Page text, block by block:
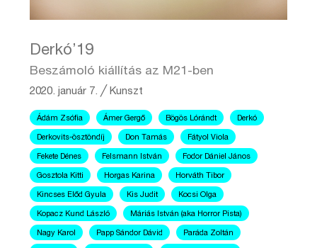
Derkó’19
Beszámoló kiállítás az M21-ben
2020. január 7. ╱Kunszt
Ádám Zsófia Ámer Gergő Bögös Lórándt Derkó
Derkovits-ösztöndíj Don Tamás Fátyol Viola
Fekete Dénes Felsmann István Fodor Dániel János
Gosztola Kitti Horgas Karina Horváth Tibor
Kincses Előd Gyula Kis Judit Kocsi Olga
Kopacz Kund László Máriás István (aka Horror Pista)
Nagy Karol Papp Sándor Dávid Paráda Zoltán